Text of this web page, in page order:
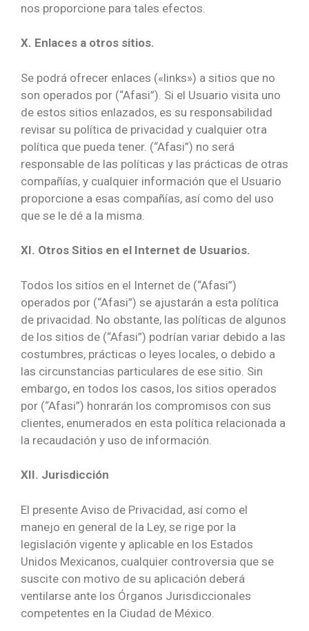
nos proporcione para tales efectos.
X. Enlaces a otros sitios.
Se podrá ofrecer enlaces («links») a sitios que no
son operados por (“Afasi”). Si el Usuario visita uno
de estos sitios enlazados, es su responsabilidad
revisar su política de privacidad y cualquier otra
política que pueda tener. (“Afasi”) no será
responsable de las políticas y las prácticas de otras
compañías, y cualquier información que el Usuario
proporcione a esas compañías, así como del uso
que se le dé a la misma.
XI. Otros Sitios en el Internet de Usuarios.
Todos los sitios en el Internet de (“Afasi”)
operados por (“Afasi”) se ajustarán a esta política
de privacidad. No obstante, las políticas de algunos
de los sitios de (“Afasi”) podrían variar debido a las
costumbres, prácticas o leyes locales, o debido a
las circunstancias particulares de ese sitio. Sin
embargo, en todos los casos, los sitios operados
por (“Afasi”) honrarán los compromisos con sus
clientes, enumerados en esta política relacionada a
la recaudación y uso de información.
XII. Jurisdicción
El presente Aviso de Privacidad, así como el
manejo en general de la Ley, se rige por la
legislación vigente y aplicable en los Estados
Unidos Mexicanos, cualquier controversia que se
suscite con motivo de su aplicación deberá
ventilarse ante los Órganos Jurisdiccionales
competentes en la Ciudad de México.